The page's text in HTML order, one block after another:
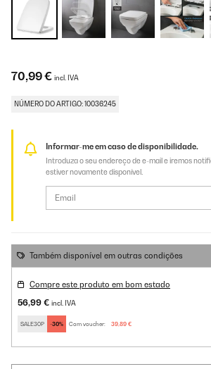
70,99 € incl. IVA
NÚMERO DO ARTIGO: 10036245
Informar-me em caso de disponibilidade.
Introduza o seu endereço de e-mail e iremos
estiver novamente disponível.
Também disponível em outras condições
Compre este produto em bom estado
56,99 € incl. IVA
SALE30P -30% Com voucher: 39,89 €